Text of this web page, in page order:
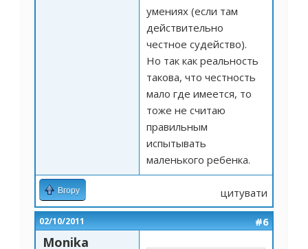
умениях (если там
действительно
честное судейство).
Но так как реальность
такова, что честность
мало где имеется, то
тоже не считаю
правильным
испытывать
маленького ребенка.
Вгору цитувати
02/10/2011 #6
Monika